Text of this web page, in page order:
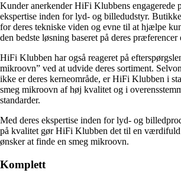
Kunder anerkender HiFi Klubbens engagerede
ekspertise inden for lyd- og billedudstyr.
for deres tekniske viden og evne til at hjælpe
den bedste løsning baseret på deres præferencer
HiFi Klubben har også reageret på
mikroovn” ved at udvide deres sortiment.
ikke er deres kerneområde, er HiFi Klubben i
smeg mikroovn af høj kvalitet og i
standarder.
Med deres ekspertise inden for lyd- og
på kvalitet gør HiFi Klubben det til en
ønsker at finde en smeg mikroovn.
Komplett